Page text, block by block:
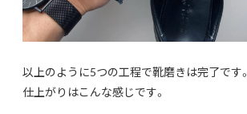
以上のように5つの工程で靴磨きは完了です。
仕上がりはこんな感じです。